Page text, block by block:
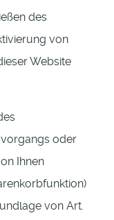
des
von
Website
oder
Ihnen
von Art.